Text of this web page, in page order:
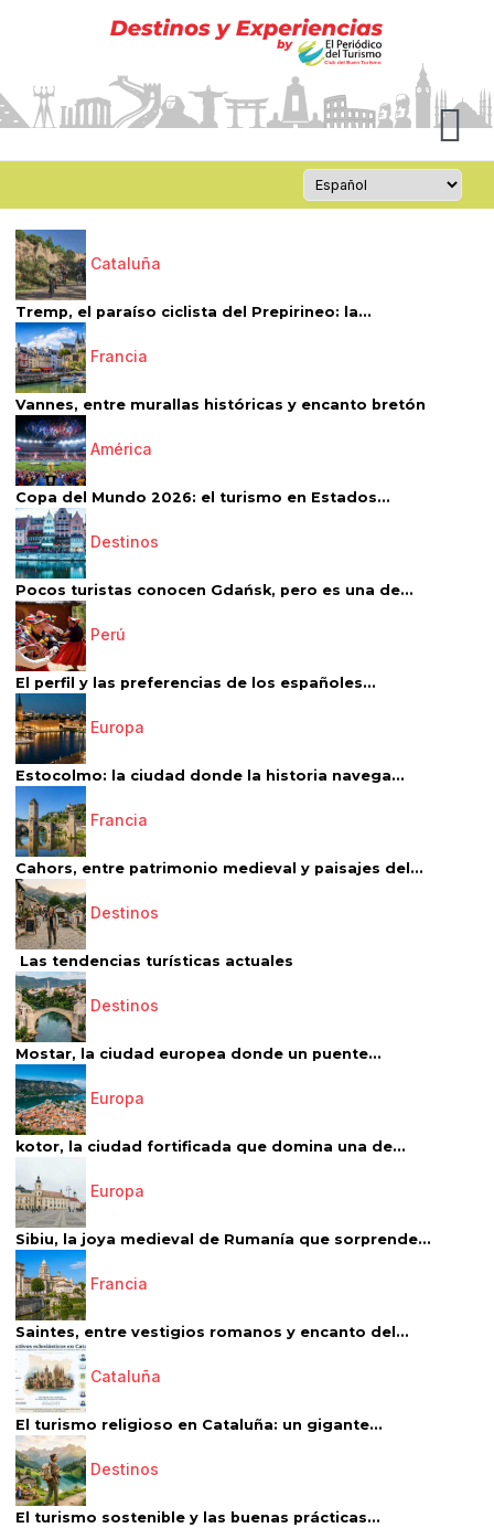
Cataluña
Tremp, el paraíso ciclista del Prepirineo: la...
Francia
Vannes, entre murallas históricas y encanto bretón
América
Copa del Mundo 2026: el turismo en Estados...
Destinos
Pocos turistas conocen Gdańsk, pero es una de...
Perú
El perfil y las preferencias de los españoles...
Europa
Estocolmo: la ciudad donde la historia navega...
Francia
Cahors, entre patrimonio medieval y paisajes del...
Destinos
Las tendencias turísticas actuales
Destinos
Mostar, la ciudad europea donde un puente...
Europa
kotor, la ciudad fortificada que domina una de...
Europa
Sibiu, la joya medieval de Rumanía que sorprende...
Francia
Saintes, entre vestigios romanos y encanto del...
Cataluña
El turismo religioso en Cataluña: un gigante...
Destinos
El turismo sostenible y las buenas prácticas...